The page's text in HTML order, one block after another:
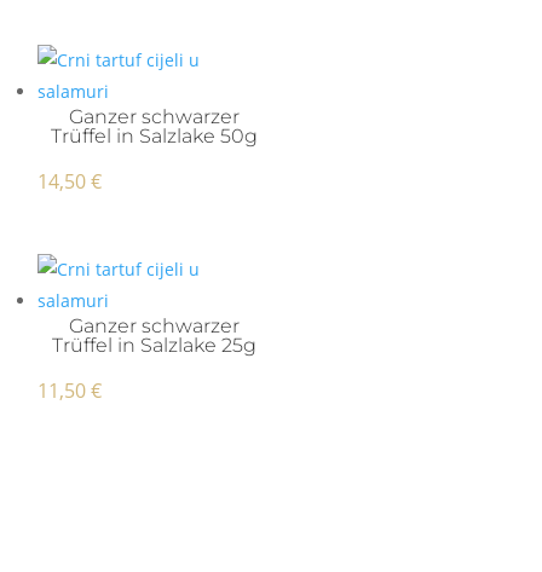
Ganzer schwarzer
Trüffel in Salzlake 50g
14,50€
Ganzer schwarzer
Trüffel in Salzlake 25g
11,50€